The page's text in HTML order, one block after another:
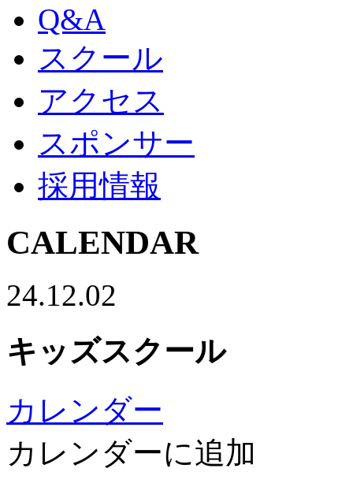
Q&A
スクール
アクセス
スポンサー
採用情報
CALENDAR
24.12.02
キッズスクール
カレンダー
カレンダーに追加